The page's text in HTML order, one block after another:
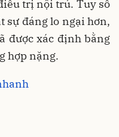
trị nội trú. Tuy số
sự đáng lo ngại hơn,
được xác định bằng
hợp nặng.